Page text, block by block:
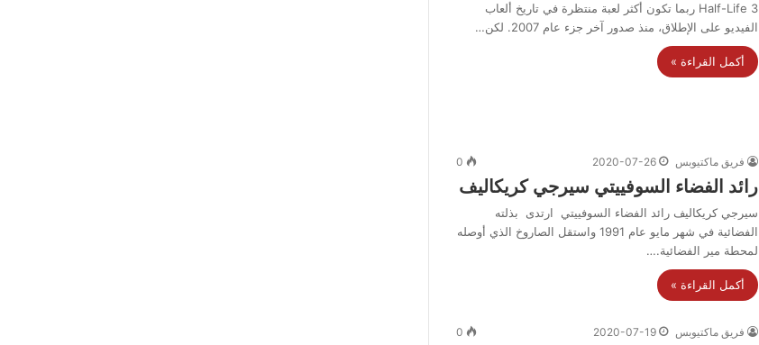
Half-Life 3 ربما تكون أكثر لعبة منتظرة في تاريخ ألعاب
الفيديو على الإطلاق، منذ صدور آخر جزء عام 2007. لكن…
أكمل القراءة »
فريق ماكتيوبس 2020-07-26
0
رائد الفضاء السوفييتي سيرجي كريكاليف
سيرجي كريكاليف رائد الفضاء السوفييتي ارتدى بذلته
الفضائية في شهر مايو عام 1991 واستقل الصاروخ الذي أوصله
لمحطة مير الفضائية.…
أكمل القراءة »
فريق ماكتيوبس 2020-07-19
0